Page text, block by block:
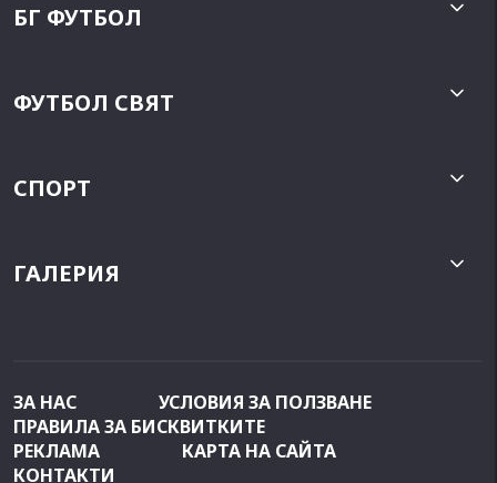
БГ ФУТБОЛ
ФУТБОЛ СВЯТ
СПОРТ
ГАЛЕРИЯ
ЗА НАС
УСЛОВИЯ ЗА ПОЛЗВАНЕ
ПРАВИЛА ЗА БИСКВИТКИТЕ
РЕКЛАМА
КАРТА НА САЙТА
КОНТАКТИ